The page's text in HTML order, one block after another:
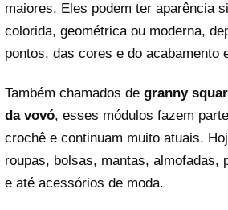
maiores. Eles podem ter aparência
colorida, geométrica ou moderna,
pontos, das cores e do acabamento
Também chamados de granny
da vovó, esses módulos fazem
crochê e continuam muito atuais.
roupas, bolsas, mantas, almofadas,
e até acessórios de moda.